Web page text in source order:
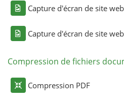
Capture d'écran de site
Capture d'écran de site
Compression de fichiers
Compression PDF